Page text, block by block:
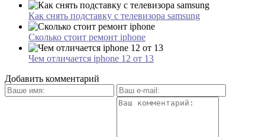
Как снять подставку с телевизора samsung
Сколько стоит ремонт iphone
Чем отличается iphone 12 от 13
Добавить комментарий